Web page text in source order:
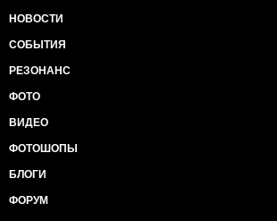
НОВОСТИ
СОБЫТИЯ
РЕЗОНАНС
ФОТО
ВИДЕО
ФОТОШОПЫ
БЛОГИ
ФОРУМ